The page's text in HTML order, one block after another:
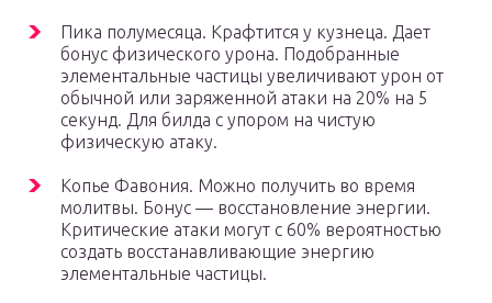
Пика полумесяца. Крафтится у кузнеца. Дает
бонус физического урона. Подобранные
элементальные частицы увеличивают урон от
обычной или заряженной атаки на 20% на 5
секунд. Для билда с упором на чистую
физическую атаку.
Копье Фавония. Можно получить во время
молитвы. Бонус — восстановление энергии.
Критические атаки могут с 60% вероятностью
создать восстанавливающие энергию
элементальные частицы.